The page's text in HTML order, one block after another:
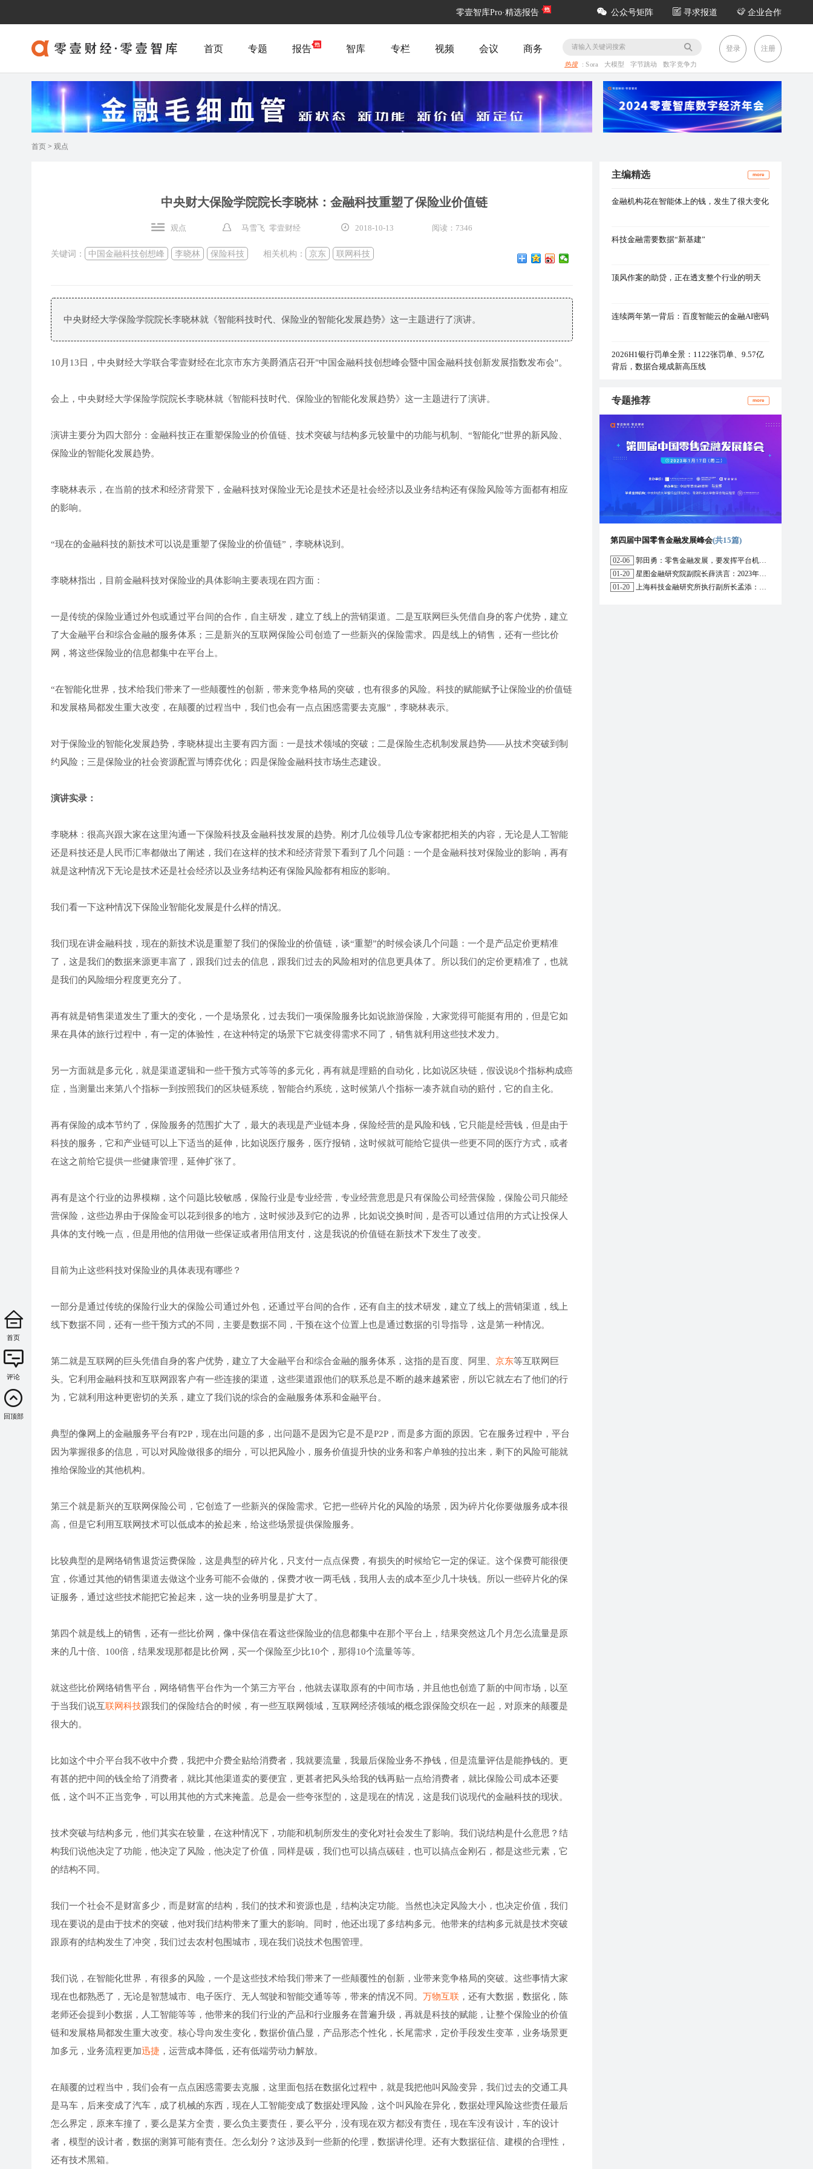
零壹智库Pro·精选报告 公众号矩阵 寻求报道 企业合作
首页 专题 报告 智库 专栏 视频 会议 商务
热搜 :Sora 大模型 字节跳动 数字竞争力
登录 注册
首页 > 观点
中央财大保险学院院长李晓林：金融科技重塑了保险业价值链
观点 马雪飞 零壹财经 2018-10-13 阅读：7346
关键词： 中国金融科技创想峰 李晓林 保险科技 相关机构： 京东 联网科技
中央财经大学保险学院院长李晓林就《智能科技时代、保险业的智能化发展趋势》这一主题进行了演讲。
10月13日，中央财经大学联合零壹财经在北京市东方美爵酒店召开"中国金融科技创想峰会暨中国金融科技创新发展指数发布会"。
会上，中央财经大学保险学院院长李晓林就《智能科技时代、保险业的智能化发展趋势》这一主题进行了演讲。
演讲主要分为四大部分：金融科技正在重塑保险业的价值链、技术突破与结构多元较量中的功能与机制、“智能化”世界的新风险、
保险业的智能化发展趋势。
李晓林表示，在当前的技术和经济背景下，金融科技对保险业无论是技术还是社会经济以及业务结构还有保险风险等方面都有相应
的影响。
“现在的金融科技的新技术可以说是重塑了保险业的价值链”，李晓林说到。
李晓林指出，目前金融科技对保险业的具体影响主要表现在四方面：
一是传统的保险业通过外包或通过平台间的合作，自主研发，建立了线上的营销渠道。二是互联网巨头凭借自身的客户优势，建立
了大金融平台和综合金融的服务体系；三是新兴的互联网保险公司创造了一些新兴的保险需求。四是线上的销售，还有一些比价
网，将这些保险业的信息都集中在平台上。
“在智能化世界，技术给我们带来了一些颠覆性的创新，带来竞争格局的突破，也有很多的风险。科技的赋能赋予让保险业的价值链
和发展格局都发生重大改变，在颠覆的过程当中，我们也会有一点点困惑需要去克服”，李晓林表示。
对于保险业的智能化发展趋势，李晓林提出主要有四方面：一是技术领域的突破；二是保险生态机制发展趋势——从技术突破到制
约风险；三是保险业的社会资源配置与博弈优化；四是保险金融科技市场生态建设。
演讲实录：
李晓林：很高兴跟大家在这里沟通一下保险科技及金融科技发展的趋势。刚才几位领导几位专家都把相关的内容，无论是人工智能
还是科技还是人民币汇率都做出了阐述，我们在这样的技术和经济背景下看到了几个问题：一个是金融科技对保险业的影响，再有
就是这种情况下无论是技术还是社会经济以及业务结构还有保险风险都有相应的影响。
我们看一下这种情况下保险业智能化发展是什么样的情况。
我们现在讲金融科技，现在的新技术说是重塑了我们的保险业的价值链，谈“重塑”的时候会谈几个问题：一个是产品定价更精准
了，这是我们的数据来源更丰富了，跟我们过去的信息，跟我们过去的风险相对的信息更具体了。所以我们的定价更精准了，也就
是我们的风险细分程度更充分了。
再有就是销售渠道发生了重大的变化，一个是场景化，过去我们一项保险服务比如说旅游保险，大家觉得可能挺有用的，但是它如
果在具体的旅行过程中，有一定的体验性，在这种特定的场景下它就变得需求不同了，销售就利用这些技术发力。
另一方面就是多元化，就是渠道逻辑和一些干预方式等等的多元化，再有就是理赔的自动化，比如说区块链，假设说8个指标构成癌
症，当测量出来第八个指标一到按照我们的区块链系统，智能合约系统，这时候第八个指标一凑齐就自动的赔付，它的自主化。
再有保险的成本节约了，保险服务的范围扩大了，最大的表现是产业链本身，保险经营的是风险和钱，它只能是经营钱，但是由于
科技的服务，它和产业链可以上下适当的延伸，比如说医疗服务，医疗报销，这时候就可能给它提供一些更不同的医疗方式，或者
在这之前给它提供一些健康管理，延伸扩张了。
再有是这个行业的边界模糊，这个问题比较敏感，保险行业是专业经营，专业经营意思是只有保险公司经营保险，保险公司只能经
营保险，这些边界由于保险金可以花到很多的地方，这时候涉及到它的边界，比如说交换时间，是否可以通过信用的方式让投保人
具体的支付晚一点，但是用他的信用做一些保证或者用信用支付，这是我说的价值链在新技术下发生了改变。
目前为止这些科技对保险业的具体表现有哪些？
一部分是通过传统的保险行业大的保险公司通过外包，还通过平台间的合作，还有自主的技术研发，建立了线上的营销渠道，线上
线下数据不同，还有一些干预方式的不同，主要是数据不同，干预在这个位置上也是通过数据的引导指导，这是第一种情况。
第二就是互联网的巨头凭借自身的客户优势，建立了大金融平台和综合金融的服务体系，这指的是百度、阿里、 京东等互联网巨
头。它利用金融科技和互联网跟客户有一些连接的渠道，这些渠道跟他们的联系总是不断的越来越紧密，所以它就左右了他们的行
为，它就利用这种更密切的关系，建立了我们说的综合的金融服务体系和金融平台。
典型的像网上的金融服务平台有P2P，现在出问题的多，出问题不是因为它是不是P2P，而是多方面的原因。它在服务过程中，平台
因为掌握很多的信息，可以对风险做很多的细分，可以把风险小，服务价值提升快的业务和客户单独的拉出来，剩下的风险可能就
推给保险业的其他机构。
第三个就是新兴的互联网保险公司，它创造了一些新兴的保险需求。它把一些碎片化的风险的场景，因为碎片化你要做服务成本很
高，但是它利用互联网技术可以低成本的捡起来，给这些场景提供保险服务。
比较典型的是网络销售退货运费保险，这是典型的碎片化，只支付一点点保费，有损失的时候给它一定的保证。这个保费可能很便
宜，你通过其他的销售渠道去做这个业务可能不会做的，保费才收一两毛钱，我用人去的成本至少几十块钱。所以一些碎片化的保
证服务，通过这些技术能把它捡起来，这一块的业务明显是扩大了。
第四个就是线上的销售，还有一些比价网，像中保信在看这些保险业的信息都集中在那个平台上，结果突然这几个月怎么流量是原
来的几十倍、100倍，结果发现那都是比价网，买一个保险至少比10个，那得10个流量等等。
就这些比价网络销售平台，网络销售平台作为一个第三方平台，他就去谋取原有的中间市场，并且他也创造了新的中间市场，以至
于当我们说互联网科技跟我们的保险结合的时候，有一些互联网领域，互联网经济领域的概念跟保险交织在一起，对原来的颠覆是
很大的。
比如这个中介平台我不收中介费，我把中介费全贴给消费者，我就要流量，我最后保险业务不挣钱，但是流量评估是能挣钱的。更
有甚的把中间的钱全给了消费者，就比其他渠道卖的要便宜，更甚者把风头给我的钱再贴一点给消费者，就比保险公司成本还要
低，这个叫不正当竞争，可以用其他的方式来掩盖。总是会一些夸张型的，这是现在的情况，这是我们说现代的金融科技的现状。
技术突破与结构多元，他们其实在较量，在这种情况下，功能和机制所发生的变化对社会发生了影响。我们说结构是什么意思？结
构我们说他决定了功能，他决定了风险，他决定了价值，同样是碳，我们也可以搞点碳硅，也可以搞点金刚石，都是这些元素，它
的结构不同。
我们一个社会不是财富多少，而是财富的结构，我们的技术和资源也是，结构决定功能。当然也决定风险大小，也决定价值，我们
现在要说的是由于技术的突破，他对我们结构带来了重大的影响。同时，他还出现了多结构多元。他带来的结构多元就是技术突破
跟原有的结构发生了冲突，我们过去农村包围城市，现在我们说技术包围管理。
我们说，在智能化世界，有很多的风险，一个是这些技术给我们带来了一些颠覆性的创新，业带来竞争格局的突破。这些事情大家
现在也都熟悉了，无论是智慧城市、电子医疗、无人驾驶和智能交通等等，带来的情况不同。 万物互联 ，还有大数据，数据化，陈
老师还会提到小数据，人工智能等等，他带来的我们行业的产品和行业服务在普遍升级，再就是科技的赋能，让整个保险业的价值
链和发展格局都发生重大改变。核心导向发生变化，数据价值凸显，产品形态个性化，长尾需求，定价手段发生变革，业务场景更
加多元，业务流程更加迅捷 ，运营成本降低，还有低端劳动力解放。
在颠覆的过程当中，我们会有一点点困惑需要去克服，这里面包括在数据化过程中，就是我把他叫风险变异，我们过去的交通工具
是马车，后来变成了汽车，成了机械的东西，现在人工智能变成了数据处理风险，这个叫风险在异化，数据处理风险这些责任最后
怎么界定，原来车撞了，要么是某方全责，要么负主要责任，要么平分，没有现在双方都没有责任，现在车没有设计，车的设计
者，模型的设计者，数据的测算可能有责任。怎么划分？这涉及到一些新的伦理，数据讲伦理。还有大数据征信、建模的合理性，
还有技术黑箱。
主编精选 more
金融机构花在智能体上的钱，发生了很大变化
科技金融需要数据“新基建”
顶风作案的助贷，正在透支整个行业的明天
连续两年第一背后：百度智能云的金融AI密码
2026H1银行罚单全景：1122张罚单、9.57亿
背后，数据合规成新高压线
专题推荐 more
第四届中国零售金融发展峰会(共15篇)
02-06
郭田勇：零售金融发展，要发挥平台机构的作用
01-20
星图金融研究院副院长薛洪言：2023年消费信贷或迎来新起点
01-20
上海科技金融研究所执行副所长孟添：开放银行与嵌入式金融为数字普惠金融带来更大发展空间
首页
评论
回顶部